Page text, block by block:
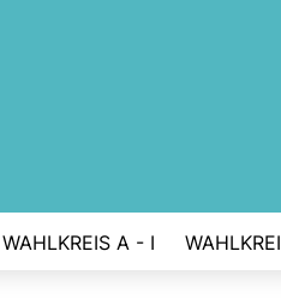
WAHLKREIS A - I